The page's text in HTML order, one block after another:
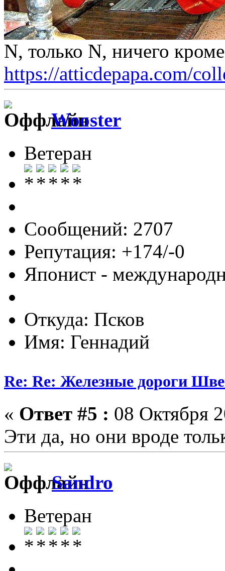
N, только N, ничего
https://atticdepapa.com/
Wooster
Ветеран
Сообщений: 2707
Репутация: +174/-0
Японист -
Откуда: Псков
Имя: Геннадий
Re: Re: Железные дороги
« Ответ #5 : 08 Октября
Эти да, но они вроде
Sandro
Ветеран